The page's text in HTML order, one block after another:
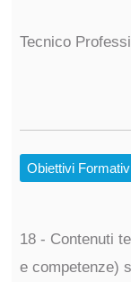
Tecnico
Obiettivi
18 - Contenuti
e competenze)